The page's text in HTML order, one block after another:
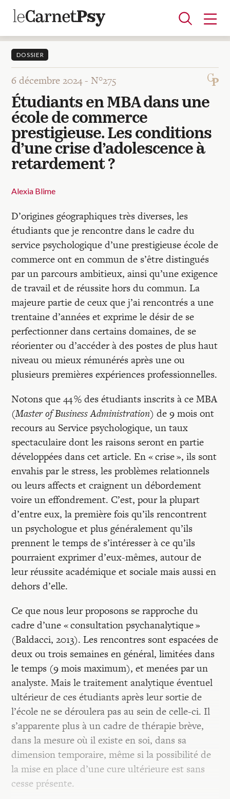
Articles
A la une
Adolescence
Dispositif
Enfance
Périnatalité
Psychanalyse
Psychopathologie
Soin
Dossiers
Auteurs
Blocs-notes
Recherches
Revues
Colloque
Mon panier
Mon compte
DOSSIER
6 décembre 2024 -N°275
Étudiants en MBA dans une
école de commerce
prestigieuse. Les conditions
d’une crise d’adolescence à
retardement ?
Alexia Blime
D’origines géographiques très diverses, les
étudiants que je rencontre dans le cadre du
service psychologique d’une prestigieuse école de
commerce ont en commun de s’être distingués
par un parcours ambitieux, ainsi qu’une exigence
de travail et de réussite hors du commun. La
majeure partie de ceux que j’ai rencontrés a une
trentaine d’années et exprime le désir de se
perfectionner dans certains domaines, de se
réorienter ou d’accéder à des postes de plus haut
niveau ou mieux rémunérés après une ou
plusieurs premières expériences professionnelles.
Notons que 44 % des étudiants inscrits à ce MBA
(Master of Business Administration) de 9 mois ont
recours au Service psychologique, un taux
spectaculaire dont les raisons seront en partie
développées dans cet article. En « crise », ils sont
envahis par le stress, les problèmes relationnels
ou leurs affects et craignent un débordement
voire un effondrement. C’est, pour la plupart
d’entre eux, la première fois qu’ils rencontrent
un psychologue et plus généralement qu’ils
prennent le temps de s’intéresser à ce qu’ils
pourraient exprimer d’eux-mêmes, autour de
leur réussite académique et sociale mais aussi en
dehors d’elle.
Ce que nous leur proposons se rapproche du
cadre d’une « consultation psychanalytique »
(Baldacci, 2013). Les rencontres sont espacées de
deux ou trois semaines en général, limitées dans
le temps (9 mois maximum), et menées par un
analyste. Mais le traitement analytique éventuel
ultérieur de ces étudiants après leur sortie de
l’école ne se déroulera pas au sein de celle-ci. Il
s’apparente plus à un cadre de thérapie brève,
dans la mesure où il existe en soi, dans sa
dimension temporaire, même si la possibilité de
la mise en place d’une cure ultérieure est sans
cesse présente.